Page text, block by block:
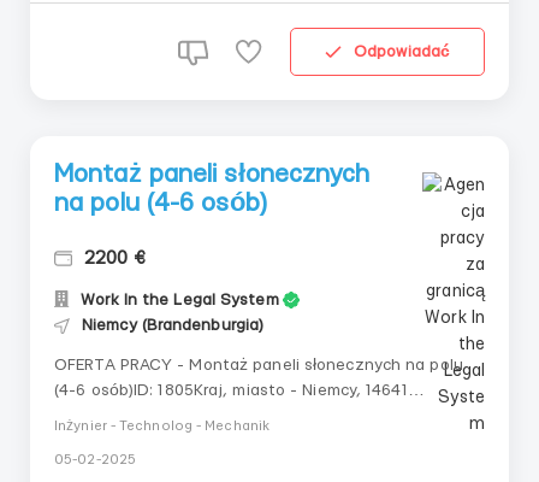
Odpowiadać
Montaż paneli słonecznych
na polu (4-6 osób)
2200 €
Work In the Legal System
Niemcy (Brandenburgia)
OFERTA PRACY - Montaż paneli słonecznych na polu
(4-6 osób)ID: 1805Kraj, miasto - Niemcy, 14641
Nauen.Zarobki - od 12€/godz. (od 2200€/mies.)
możliwość pracy na akord.Grafik pracy: pon.-sob. (od
Inżynier - Technolog - Mechanik
05-02-2025